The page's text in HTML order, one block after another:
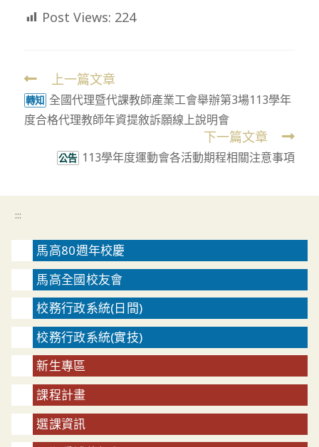
Post Views: 224
Read
more
articles
上一篇文章
轉知 全國代理暨代課教師產業工會舉辦第3場113學年
度合格代理教師年資提敘訴願線上說明會
下一篇文章
公告 113學年度運動會各活動期程相關注意事項
:::
馬高80週年校慶
馬高全國校友會
校務行政系統(日間)
校務行政系統(實技)
新生專區
課程計畫
選課資訊